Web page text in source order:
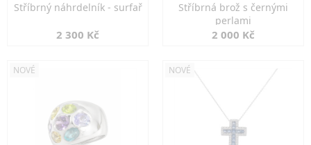
Stříbrný náhrdelník - surfař
2 300 Kč
Stříbrná brož s černými
perlami
2 000 Kč
NOVÉ NOVÉ